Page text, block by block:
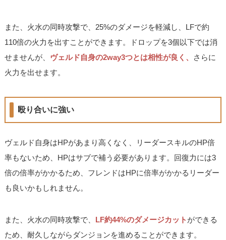
また、火水の同時攻撃で、25%のダメージを軽減し、LFで約
110倍の火力を出すことができます。ドロップを3個以下では消
せませんが、 ヴェルド自身の2way3つとは相性が良く、 さらに
火力を出せます。
殴り合いに強い
ヴェルド自身はHPがあまり高くなく、リーダースキルのHP倍
率もないため、HPはサブで補う必要があります。回復力には3
倍の倍率がかかるため、フレンドはHPに倍率がかかるリーダー
も良いかもしれません。
また、火水の同時攻撃で、 LF約44%のダメージカット ができる
ため、耐久しながらダンジョンを進めることができます。